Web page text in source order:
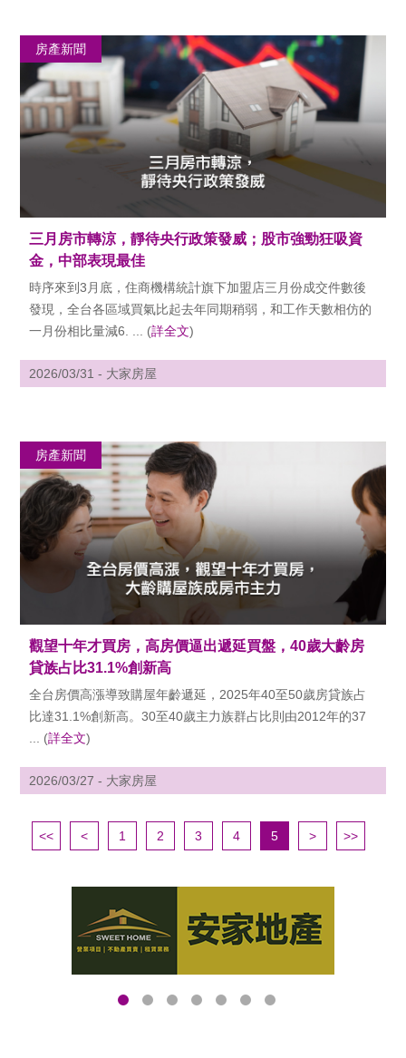
房產新聞
三月房市轉涼，靜待央行政策發威；股市強勁狂吸資
金，中部表現最佳
時序來到3月底，住商機構統計旗下加盟店三月份成交件數後
發現，全台各區域買氣比起去年同期稍弱，和工作天數相仿的
一月份相比量減6. ... (詳全文)
2026/03/31 - 大家房屋
房產新聞
觀望十年才買房，高房價逼出遞延買盤，40歲大齡房
貸族占比31.1%創新高
全台房價高漲導致購屋年齡遞延，2025年40至50歲房貸族占
比達31.1%創新高。30至40歲主力族群占比則由2012年的37
... (詳全文)
2026/03/27 - 大家房屋
<< < 1 2 3 4 5 > >>